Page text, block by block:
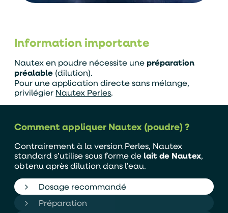
Je souhaite être contacter par :
Téléphone Mail
Alternative:
Information importante
Nautex en poudre nécessite une préparation
préalable (dilution).
Pour une application directe sans mélange,
privilégier Nautex Perles.
Comment appliquer Nautex (poudre) ?
Contrairement à la version Perles, Nautex
standard s’utilise sous forme de lait de Nautex,
obtenu après dilution dans l’eau.
Dosage recommandé
Préparation